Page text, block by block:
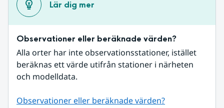
Lär dig mer
Observationer eller beräknade värden?
Alla orter har inte observationsstationer, istället
beräknas ett värde utifrån stationer i närheten
och modelldata.
Observationer eller beräknade värden?